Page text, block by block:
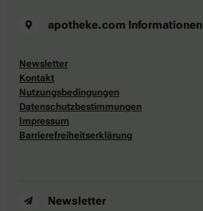
apotheke.com Informationen
Newsletter
Kontakt
Nutzungsbedingungen
Datenschutzbestimmungen
Impressum
Barrierefreiheitserklärung
Newsletter